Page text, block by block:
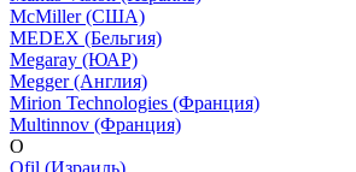
McMiller (США)
MEDEX (Бельгия)
Megaray (ЮАР)
Megger (Англия)
Mirion Technologies (Франция)
Multinnov (Франция)
O
Ofil (Израиль)